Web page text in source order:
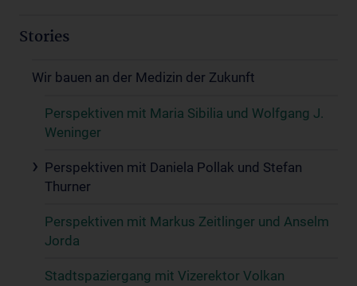
Stories
Wir bauen an der Medizin der Zukunft
Perspektiven mit Maria Sibilia und Wolfgang J.
Weninger
Perspektiven mit Daniela Pollak und Stefan
Thurner
Perspektiven mit Markus Zeitlinger und Anselm
Jorda
Stadtspaziergang mit Vizerektor Volkan